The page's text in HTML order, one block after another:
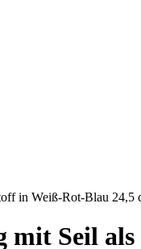
in Weiß-Rot-Blau 24,5
Seil